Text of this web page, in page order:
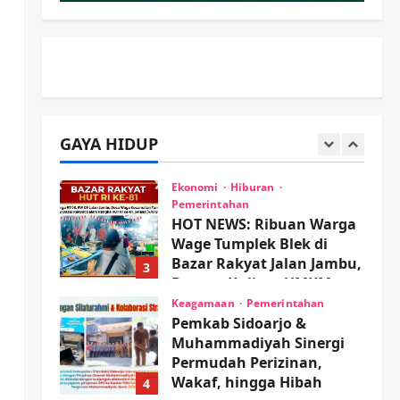
GAYA HIDUP
3
Bazar Rakyat Jalan Jambu,
Borong Kuliner UMKM
Sambil Nonton Jaranan!
wartanusa
4
Keagamaan Pemerintahan
Pemkab Sidoarjo &
Muhammadiyah Sinergi
Permudah Perizinan,
Wakaf, hingga Hibah
5
Keagamaan Pemerintahan
Hadir di Pengajian Qurrota
A’yun, Wabup Sidoarjo
Minta Doa Jamaah Agar
Tetap Amanah Memimpin